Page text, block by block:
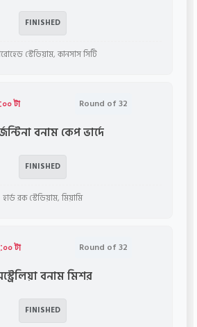
FINISHED
স্টেডিয়াম, কানসাস সিটি
টা Round of 32
বনাম কেপ ভার্দে
FINISHED
হার্ড রক স্টেডিয়াম, মিয়ামি
টা Round of 32
বনাম মিশর
FINISHED